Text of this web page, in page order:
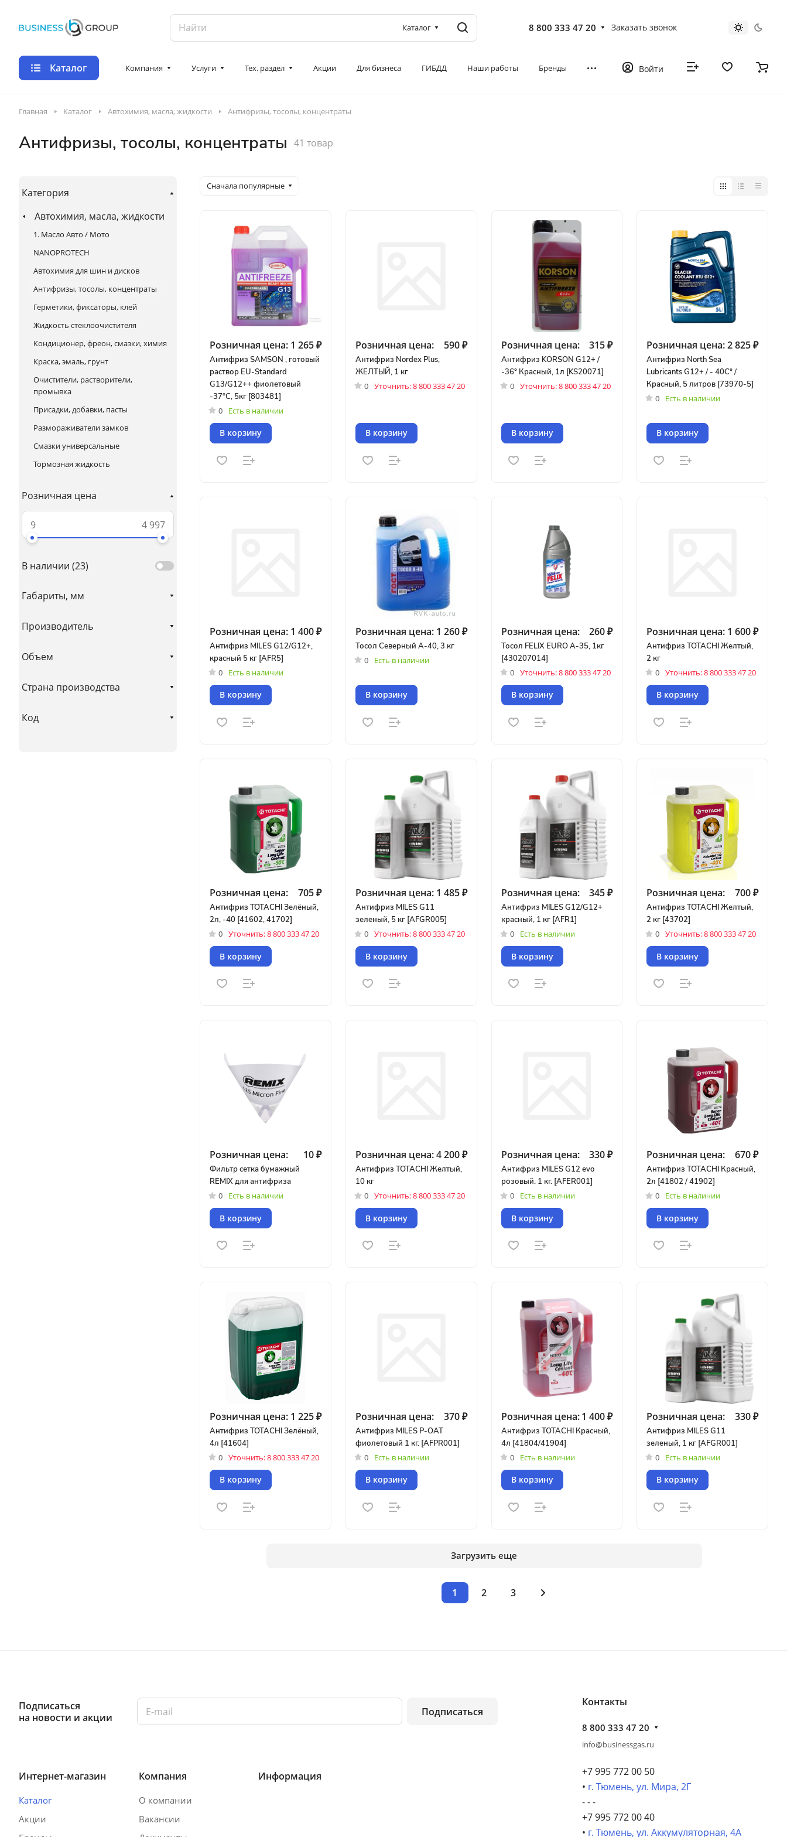
Каталог 8 800 333 47 20 Заказать звонок
Каталог Компания Услуги Тех. раздел Акции Для бизнеса ГИБДД Наши работы Бренды Войти
Главная Каталог Автохимия, масла, жидкости Антифризы, тосолы, концентраты
Антифризы, тосолы, концентраты 41 товар
Сначала популярные
Розничная цена: 1 265 ₽
Антифриз SAMSON , готовый
раствор EU-Standard
G13/G12++ фиолетовый
-37°C, 5кг [803481]
0
Есть в наличии
В корзину
Розничная цена: 590 ₽
Антифриз Nordex Plus,
ЖЕЛТЫЙ, 1 кг
0 Уточнить: 8 800 333 47 20
В корзину
Розничная цена: 315 ₽
Антифриз KORSON G12+ /
-36° Красный, 1л [KS20071]
0 Уточнить: 8 800 333 47 20
В корзину
Розничная цена:2 825 ₽
Антифриз North Sea
Lubricants G12+ / - 40С° /
Красный, 5 литров [73970-5]
0
Есть в наличии
В корзину
Розничная цена: 1 400 ₽
Антифриз MILES G12/G12+,
красный 5 кг [AFR5]
0
Есть в наличии
В корзину
Розничная цена: 1 260 ₽
Тосол Северный А-40, 3 кг
0
Есть в наличии
В корзину
Розничная цена: 260 ₽
Тосол FELIX EURO А-35, 1кг
[430207014]
0 Уточнить: 8 800 333 47 20
В корзину
Розничная цена: 1 600 ₽
Антифриз TOTACHI Желтый,
2 кг
0 Уточнить: 8 800 333 47 20
В корзину
Розничная цена: 705 ₽
Антифриз TOTACHI Зелёный,
2л, -40 [41602, 41702]
0 Уточнить: 8 800 333 47 20
В корзину
Розничная цена: 1 485 ₽
Антифриз MILES G11
зеленый, 5 кг [AFGR005]
0 Уточнить: 8 800 333 47 20
В корзину
Розничная цена: 345 ₽
Антифриз MILES G12/G12+
красный, 1 кг [AFR1]
0
Есть в наличии
В корзину
Розничная цена: 700 ₽
Антифриз TOTACHI Желтый,
2 кг [43702]
0 Уточнить: 8 800 333 47 20
В корзину
Розничная цена: 10 ₽
Фильтр сетка бумажный
REMIX для антифриза
0
Есть в наличии
В корзину
Розничная цена:4 200 ₽
Антифриз TOTACHI Желтый,
10 кг
0 Уточнить: 8 800 333 47 20
В корзину
Розничная цена: 330 ₽
Антифриз MILES G12 evo
розовый. 1 кг. [AFER001]
0
Есть в наличии
В корзину
Розничная цена: 670 ₽
Антифриз TOTACHI Красный,
2л [41802 / 41902]
0
Есть в наличии
В корзину
Розничная цена: 1 225 ₽
Антифриз TOTACHI Зелёный,
4л [41604]
0 Уточнить: 8 800 333 47 20
В корзину
Розничная цена: 370 ₽
Антифриз MILES P-OAT
фиолетовый 1 кг. [AFPR001]
0
Есть в наличии
В корзину
Розничная цена: 1 400 ₽
Антифриз TOTACHI Красный,
4л [41804/41904]
0
Есть в наличии
В корзину
Розничная цена: 330 ₽
Антифриз MILES G11
зеленый, 1 кг [AFGR001]
0
Есть в наличии
В корзину
Загрузить еще
1 2 3
Категория
Автохимия, масла, жидкости
1. Масло Авто / Мото
NANOPROTECH
Автохимия для шин и дисков
Антифризы, тосолы, концентраты
Герметики, фиксаторы, клей
Жидкость стеклоочистителя
Кондиционер, фреон, смазки, химия
Краска, эмаль, грунт
Очистители, растворители,
промывка
Присадки, добавки, пасты
Размораживатели замков
Смазки универсальные
Тормозная жидкость
Розничная цена
В наличии (23)
Габариты, мм
Производитель
Объем
Страна производства
Код
Подписаться
на новости и акции
Подписаться
Интернет-магазин
Каталог
Акции
Компания
О компании
Вакансии
Информация
Контакты
8 800 333 47 20
info@businessgas.ru
+7 995 772 00 50
• г. Тюмень, ул. Мира, 2Г
- - -
+7 995 772 00 40
• г. Тюмень, ул. Аккумуляторная, 4А